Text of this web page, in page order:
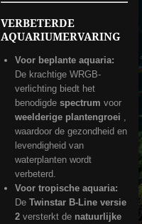
VERBETERDE
AQUARIUMERVARING
Voor beplante aquaria:
De krachtige WRGB-
verlichting biedt het
benodigde spectrum voor
weelderige plantengroei
waardoor de gezondheid en
levendigheid van
waterplanten wordt
verbeterd.
Voor tropische aquaria:
De Twinstar B-Line versie
2 versterkt de natuurlijke